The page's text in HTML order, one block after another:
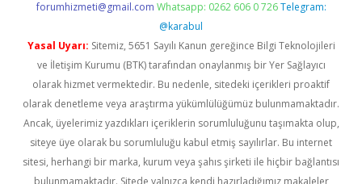
forumhizmeti@gmail.com Whatsapp: 0262 606 0 726 Telegram:
@karabul
Yasal Uyarı: Sitemiz, 5651 Sayılı Kanun gereğince Bilgi Teknolojileri
ve İletişim Kurumu (BTK) tarafından onaylanmış bir Yer Sağlayıcı
olarak hizmet vermektedir. Bu nedenle, sitedeki içerikleri proaktif
olarak denetleme veya araştırma yükümlülüğümüz bulunmamaktadır.
Ancak, üyelerimiz yazdıkları içeriklerin sorumluluğunu taşımakta olup,
siteye üye olarak bu sorumluluğu kabul etmiş sayılırlar. Bu internet
sitesi, herhangi bir marka, kurum veya şahıs şirketi ile hiçbir bağlantısı
bulunmamaktadır. Sitede yalnızca kendi hazırladığımız makaleler